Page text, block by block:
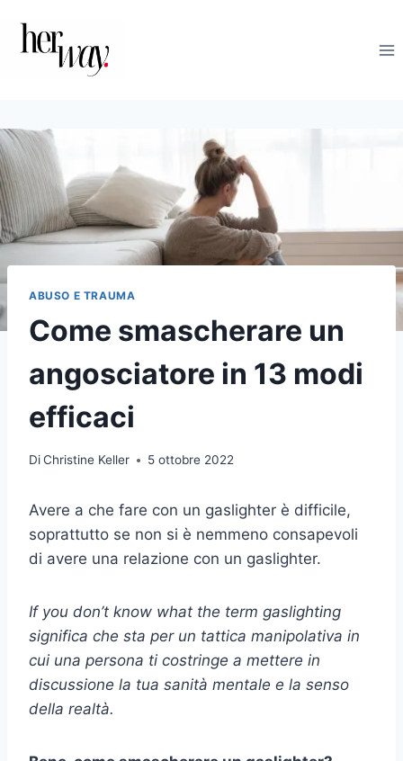
contenuto
ABUSO E TRAUMA
Come smascherare un
angosciatore in 13 modi
efficaci
DiChristine Keller 5 ottobre 2022
Avere a che fare con un gaslighter è difficile,
soprattutto se non si è nemmeno consapevoli
di avere una relazione con un gaslighter.
If you don’t know what the term gaslighting
significa che sta per un tattica manipolativa in
cui una persona ti costringe a mettere in
discussione la tua sanità mentale e la senso
della realtà.